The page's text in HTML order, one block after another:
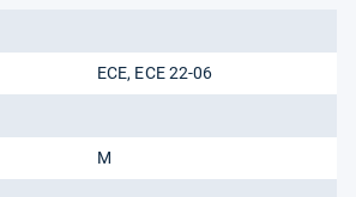
ECE, ECE 22-06
M